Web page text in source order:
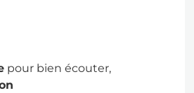
pour bien écouter,